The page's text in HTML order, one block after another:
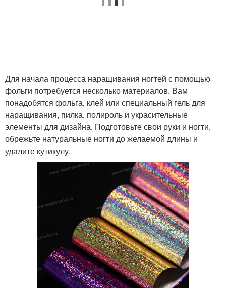
Для начала процесса наращивания ногтей с помощью
фольги потребуется несколько материалов. Вам
понадобятся фольга, клей или специальный гель для
наращивания, пилка, полироль и украсительные
элементы для дизайна. Подготовьте свои руки и ногти,
обрежьте натуральные ногти до желаемой длины и
удалите кутикулу.